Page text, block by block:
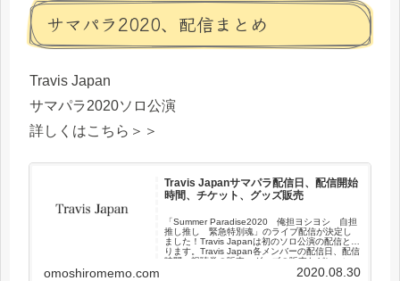
サマパラ2020、配信まとめ
Travis Japan
サマパラ2020ソロ公演
詳しくはこちら＞＞
Travis Japanサマパラ配信日、配信開始
時間、チケット、グッズ販売
「Summer Paradise2020 俺担ヨシヨシ 自担
推し推し 緊急特別魂」のライブ配信が決定し
ました！Travis Japanは初のソロ公演の配信とな
ります。Travis Japan各メンバーの配信日、配信
時間、視聴券の販売、グッズの販売などについ
omoshiromemo.com 2020.08.30